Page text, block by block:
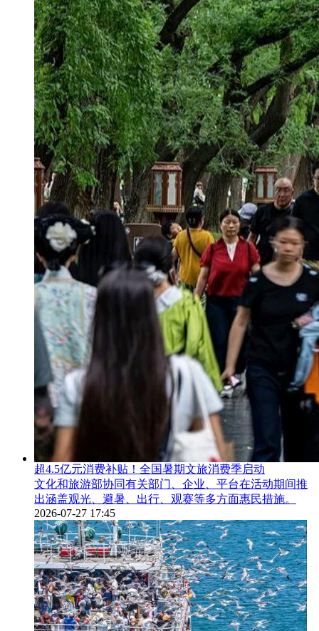
超4.5亿元消费补贴！全国暑期文旅消费季启动
文化和旅游部协同有关部门、企业、平台在活动期间推
出涵盖观光、避暑、出行、观赛等多方面惠民措施。
2026-07-27 17:45